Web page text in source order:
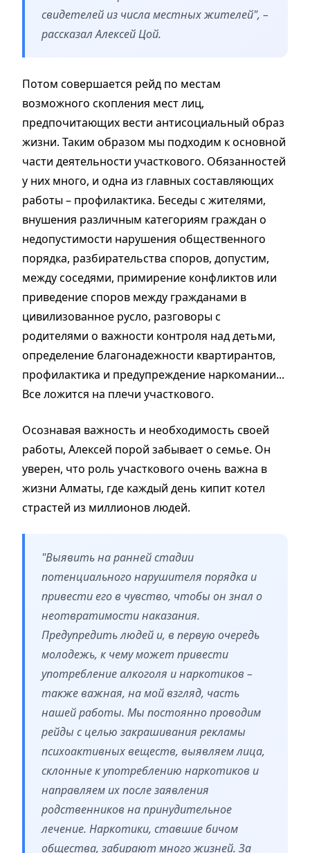
свидетелей из числа местных жителей", –
рассказал Алексей Цой.
Потом совершается рейд по местам
возможного скопления мест лиц,
предпочитающих вести антисоциальный образ
жизни. Таким образом мы подходим к основной
части деятельности участкового. Обязанностей
у них много, и одна из главных составляющих
работы – профилактика. Беседы с жителями,
внушения различным категориям граждан о
недопустимости нарушения общественного
порядка, разбирательства споров, допустим,
между соседями, примирение конфликтов или
приведение споров между гражданами в
цивилизованное русло, разговоры с
родителями о важности контроля над детьми,
определение благонадежности квартирантов,
профилактика и предупреждение наркомании...
Все ложится на плечи участкового.
Осознавая важность и необходимость своей
работы, Алексей порой забывает о семье. Он
уверен, что роль участкового очень важна в
жизни Алматы, где каждый день кипит котел
страстей из миллионов людей.
"Выявить на ранней стадии
потенциального нарушителя порядка и
привести его в чувство, чтобы он знал о
неотвратимости наказания.
Предупредить людей и, в первую очередь
молодежь, к чему может привести
употребление алкоголя и наркотиков –
также важная, на мой взгляд, часть
нашей работы. Мы постоянно проводим
рейды с целью закрашивания рекламы
психоактивных веществ, выявляем лица,
склонные к употреблению наркотиков и
направляем их после заявления
родственников на принудительное
лечение. Наркотики, ставшие бичом
общества, забирают много жизней. За